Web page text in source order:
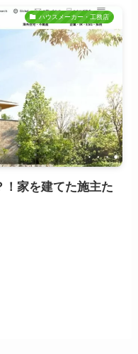
ハウスメーカー・工務店
家を建てた施主た